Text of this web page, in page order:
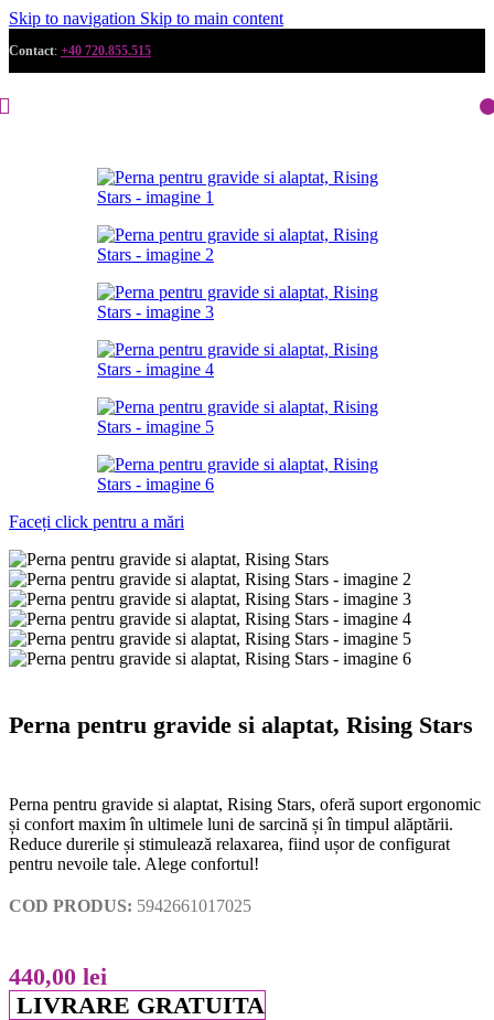
Skip to navigation Skip to main content
Contact: +40 720.855.515
Faceți click pentru a mări
Perna pentru gravide si alaptat, Rising Stars
Perna pentru gravide si alaptat, Rising Stars, oferă suport ergonomic
și confort maxim în ultimele luni de sarcină și în timpul alăptării.
Reduce durerile și stimulează relaxarea, fiind ușor de configurat
pentru nevoile tale. Alege confortul!
COD PRODUS: 5942661017025
440,00 lei
LIVRARE GRATUITA